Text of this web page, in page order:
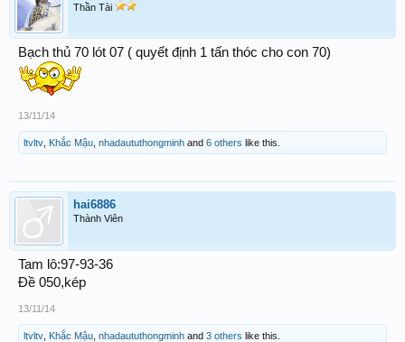
Thần Tài
Bạch thủ 70 lót 07 ( quyết định 1 tấn thóc cho con 70)
13/11/14
ltvltv Khắc Mậu nhadaututhongminh and 6 others like this.
hai6886
Thành Viên
Tam lô:97-93-36
Đề 050,kép
13/11/14
ltvltv Khắc Mậu nhadaututhongminh and 3 others like this.